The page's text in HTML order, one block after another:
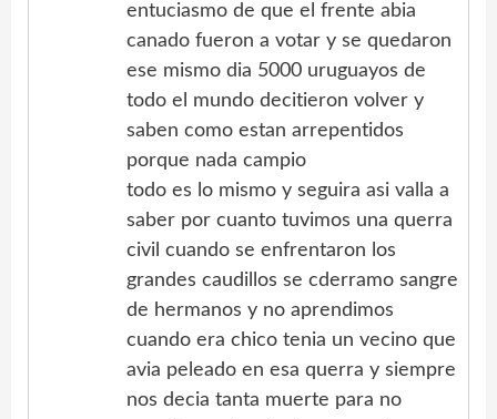
entuciasmo de que el frente abia
canado fueron a votar y se quedaron
ese mismo dia 5000 uruguayos de
todo el mundo decitieron volver y
saben como estan arrepentidos
porque nada campio
todo es lo mismo y seguira asi valla a
saber por cuanto tuvimos una querra
civil cuando se enfrentaron los
grandes caudillos se cderramo sangre
de hermanos y no aprendimos
cuando era chico tenia un vecino que
avia peleado en esa querra y siempre
nos decia tanta muerte para no